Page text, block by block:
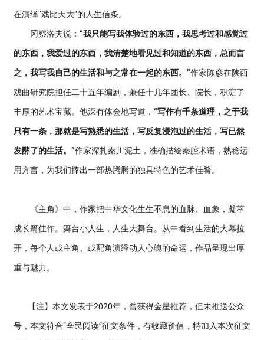
在演绎“戏比天大”的人生信条。
冈察洛夫说： “我只能写我体验过的东西，我思考过和感觉过
的东西，我爱过的东西，我清楚地看见过和知道的东西，总而言
之，我写我自己的生活和与之常在一起的东西。”作家陈彦在陕西
戏曲研究院担任二十五年编剧，兼任十几年团长、院长，积淀了
丰厚的艺术宝藏。他深有体会地写道， “写作有千条道理，之于我
只有一条，那就是写熟悉的生活，写反复浸泡过的生活，写已然
发酵了的生活。”作家深扎秦川泥土，准确描绘秦腔术语，熟稔运
用方言，为我们捧出一部热腾腾的独具特色的艺术佳肴。
《主角》中，作家把中华文化生生不息的血脉、血象，凝萃
成长篇佳作。舞台小人生，人生大舞台。从中看到生活的大幕拉
开，每个人或主角、或配角演绎动人心魄的命运，作品呈现出厚
重与魅力。
【注】本文发表于2020年，曾获得金星推荐，但未推送公众
号，本文符合“全民阅读”征文条件，有收藏价值，特加入本次征文